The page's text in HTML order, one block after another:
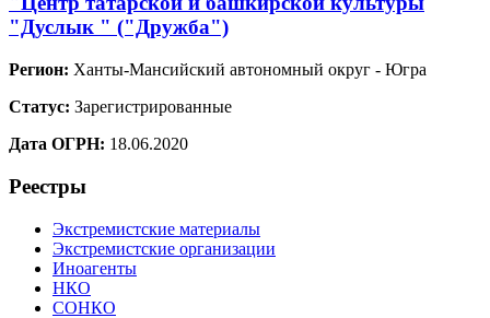
"Дуслык " ("Дружба")
Регион: Ханты-Мансийский автономный округ - Югра
Статус: Зарегистрированные
Дата ОГРН: 18.06.2020
Реестры
Экстремистские материалы
Экстремистские организации
Иноагенты
НКО
СОНКО